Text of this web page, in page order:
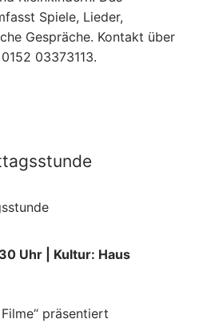
Spiele, Lieder,
Gespräche. Kontakt über
03373113.
Uhr | Kultur: Haus
präsentiert